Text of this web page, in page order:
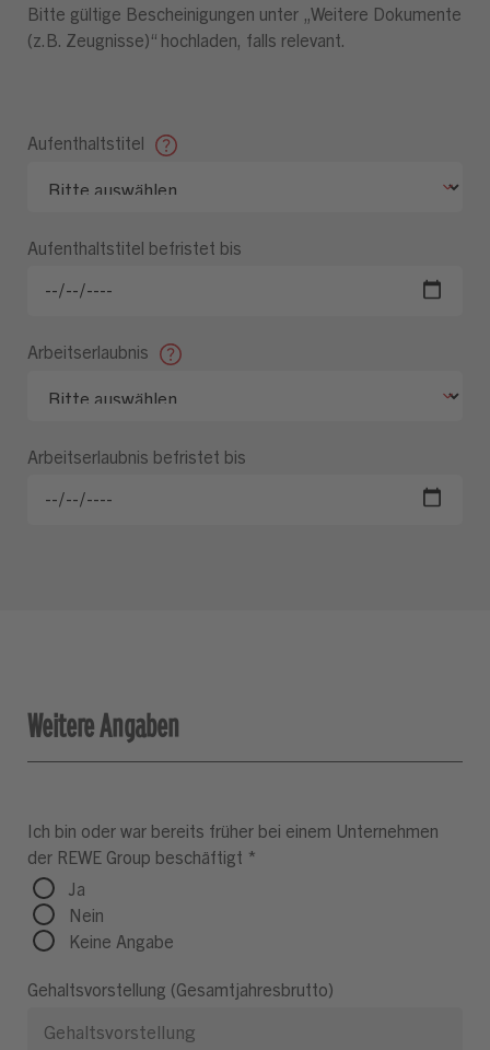
Bitte gültige Bescheinigungen unter „Weitere Dokumente
(z.B. Zeugnisse)“ hochladen, falls relevant.
Aufenthaltstitel
Aufenthaltstitel befristet bis
Arbeitserlaubnis
Arbeitserlaubnis befristet bis
Weitere Angaben
Ich bin oder war bereits früher bei einem Unternehmen
der REWE Group beschäftigt *
Ja
Nein
Keine Angabe
Gehaltsvorstellung (Gesamtjahresbrutto)